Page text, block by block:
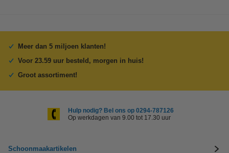
Meer dan 5 miljoen klanten!
Voor 23.59 uur besteld, morgen in huis!
Groot assortiment!
Hulp nodig? Bel ons op 0294-787126
Op werkdagen van 9.00 tot 17.30 uur
Schoonmaakartikelen